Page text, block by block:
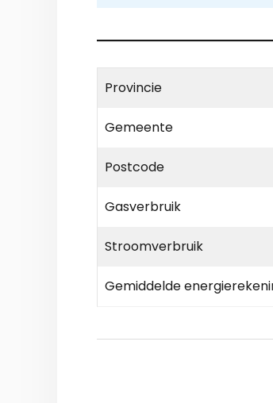
Provincie
Gemeente
Postcode
Gasverbruik
Stroomverbruik
Gemiddelde